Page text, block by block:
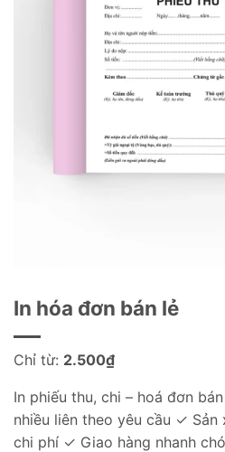
In hóa đơn bán lẻ
Chỉ từ: 2.500₫
In phiếu thu, chi – hoá đơn
nhiều liên theo yêu cầu ✓
chi phí ✓ Giao hàng nhanh